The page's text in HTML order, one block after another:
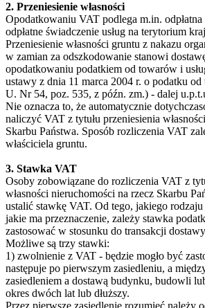
2. Przeniesienie własności
Opodatkowaniu VAT podlega m.in.
odpłatne świadczenie usług na terytorium
Przeniesienie własności gruntu z nakazu
w zamian za odszkodowanie stanowi
opodatkowaniu podatkiem od towarów i
ustawy z dnia 11 marca 2004 r. o podatku
U. Nr 54, poz. 535, z późn. zm.) - dalej
Nie oznacza to, że automatycznie
naliczyć VAT z tytułu przeniesienia
Skarbu Państwa. Sposób rozliczenia VAT
właściciela gruntu.
3. Stawka VAT
Osoby zobowiązane do rozliczenia VAT z
własności nieruchomości na rzecz Skarbu
ustalić stawkę VAT. Od tego, jakiego rodzaju
jakie ma przeznaczenie, zależy stawka
zastosować w stosunku do transakcji
Możliwe są trzy stawki:
1) zwolnienie z VAT - będzie mogło być
następuje po pierwszym zasiedleniu, a
zasiedleniem a dostawą budynku, budowli
okres dwóch lat lub dłuższy.